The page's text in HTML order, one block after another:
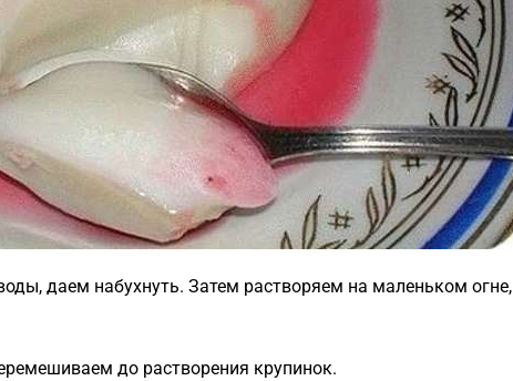
даем набухнуть. Затем растворяем на маленьком огне,
до растворения крупинок.